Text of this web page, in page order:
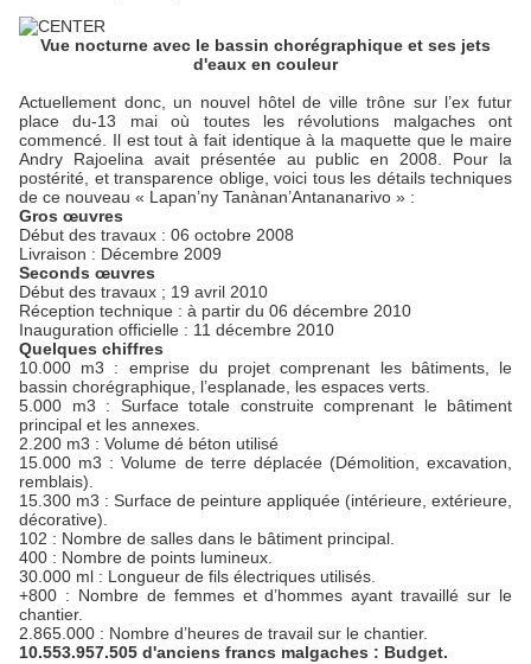
Vue nocturne avec le bassin chorégraphique et ses jets
d'eaux en couleur
Actuellement donc, un nouvel hôtel de ville trône sur l’ex futur
place du-13 mai où toutes les révolutions malgaches ont
commencé. Il est tout à fait identique à la maquette que le maire
Andry Rajoelina avait présentée au public en 2008. Pour la
postérité, et transparence oblige, voici tous les détails techniques
de ce nouveau « Lapan’ny Tanànan’Antananarivo » :
Gros œuvres
Début des travaux : 06 octobre 2008
Livraison : Décembre 2009
Seconds œuvres
Début des travaux ; 19 avril 2010
Réception technique : à partir du 06 décembre 2010
Inauguration officielle : 11 décembre 2010
Quelques chiffres
10.000 m3 : emprise du projet comprenant les bâtiments, le
bassin chorégraphique, l’esplanade, les espaces verts.
5.000 m3 : Surface totale construite comprenant le bâtiment
principal et les annexes.
2.200 m3 : Volume dé béton utilisé
15.000 m3 : Volume de terre déplacée (Démolition, excavation,
remblais).
15.300 m3 : Surface de peinture appliquée (intérieure, extérieure,
décorative).
102 : Nombre de salles dans le bâtiment principal.
400 : Nombre de points lumineux.
30.000 ml : Longueur de fils électriques utilisés.
+800 : Nombre de femmes et d’hommes ayant travaillé sur le
chantier.
2.865.000 : Nombre d’heures de travail sur le chantier.
10.553.957.505 d'anciens francs malgaches : Budget.